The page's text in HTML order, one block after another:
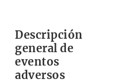
Descripción
general de
eventos
adversos